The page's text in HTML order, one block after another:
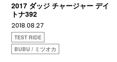
2017 ダッジ チャージャー デイ
トナ392
2018.08.27
TEST RIDE
BUBU / ミツオカ